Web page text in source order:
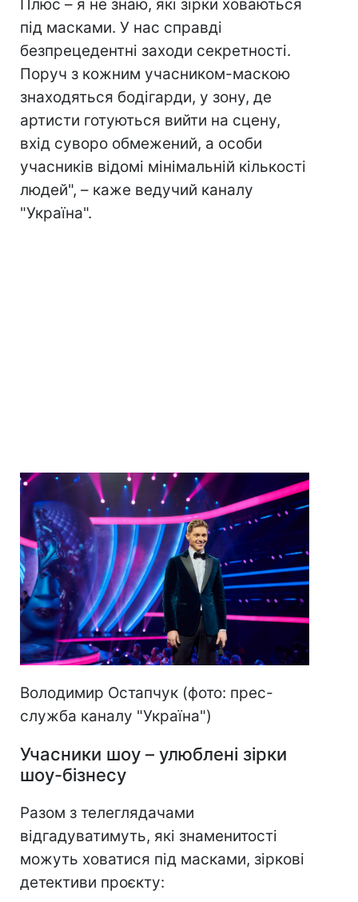
Плюс – я не знаю, які зірки ховаються
під масками. У нас справді
безпрецедентні заходи секретності.
Поруч з кожним учасником-маскою
знаходяться бодігарди, у зону, де
артисти готуються вийти на сцену,
вхід суворо обмежений, а особи
учасників відомі мінімальній кількості
людей", – каже ведучий каналу
"Україна".
Володимир Остапчук (фото: прес-
служба каналу "Україна")
Учасники шоу – улюблені зірки
шоу-бізнесу
Разом з телеглядачами
відгадуватимуть, які знаменитості
можуть ховатися під масками, зіркові
детективи проєкту: